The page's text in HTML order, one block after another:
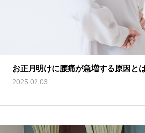
お正月明けに腰痛が急増する原因と
2025.02.03